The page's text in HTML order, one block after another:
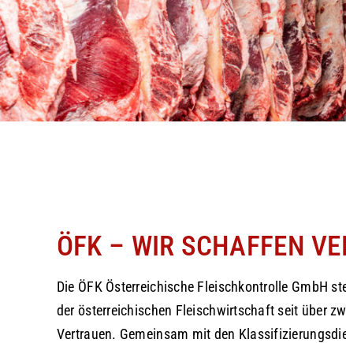
ÖFK – WIR SCHAFFEN
Die ÖFK Österreichische Fleischkontrolle GmbH
der österreichischen Fleischwirtschaft seit über
Vertrauen. Gemeinsam mit den